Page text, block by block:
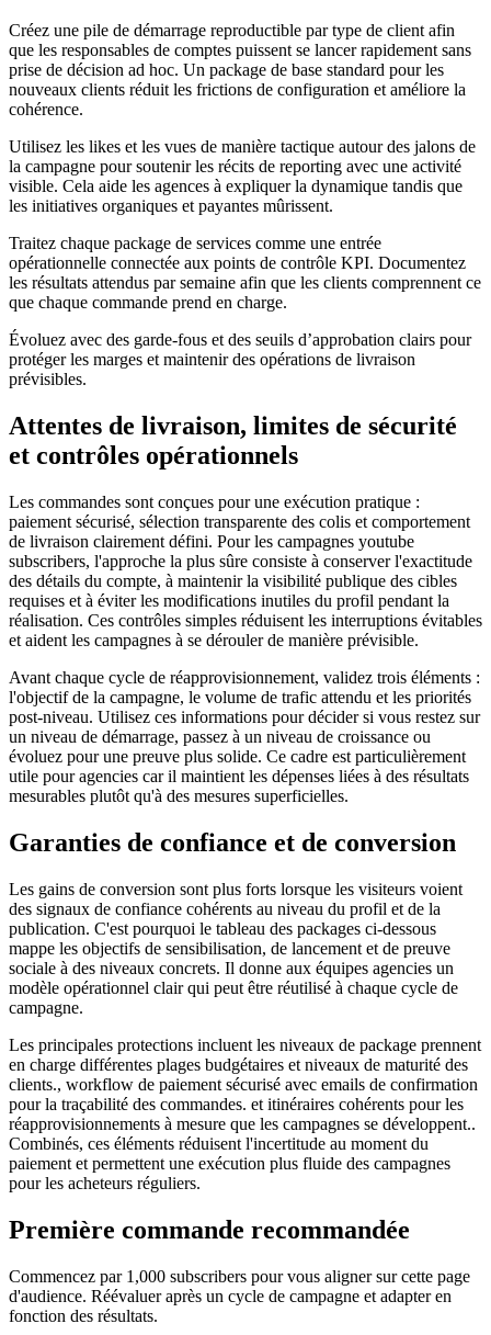
Créez une pile de démarrage reproductible par type de client afin
que les responsables de comptes puissent se lancer rapidement sans
prise de décision ad hoc. Un package de base standard pour les
nouveaux clients réduit les frictions de configuration et améliore la
cohérence.
Utilisez les likes et les vues de manière tactique autour des jalons de
la campagne pour soutenir les récits de reporting avec une activité
visible. Cela aide les agences à expliquer la dynamique tandis que
les initiatives organiques et payantes mûrissent.
Traitez chaque package de services comme une entrée
opérationnelle connectée aux points de contrôle KPI. Documentez
les résultats attendus par semaine afin que les clients comprennent ce
que chaque commande prend en charge.
Évoluez avec des garde-fous et des seuils d’approbation clairs pour
protéger les marges et maintenir des opérations de livraison
prévisibles.
Attentes de livraison, limites de sécurité
et contrôles opérationnels
Les commandes sont conçues pour une exécution pratique :
paiement sécurisé, sélection transparente des colis et comportement
de livraison clairement défini. Pour les campagnes youtube
subscribers, l'approche la plus sûre consiste à conserver l'exactitude
des détails du compte, à maintenir la visibilité publique des cibles
requises et à éviter les modifications inutiles du profil pendant la
réalisation. Ces contrôles simples réduisent les interruptions évitables
et aident les campagnes à se dérouler de manière prévisible.
Avant chaque cycle de réapprovisionnement, validez trois éléments :
l'objectif de la campagne, le volume de trafic attendu et les priorités
post-niveau. Utilisez ces informations pour décider si vous restez sur
un niveau de démarrage, passez à un niveau de croissance ou
évoluez pour une preuve plus solide. Ce cadre est particulièrement
utile pour agencies car il maintient les dépenses liées à des résultats
mesurables plutôt qu'à des mesures superficielles.
Garanties de confiance et de conversion
Les gains de conversion sont plus forts lorsque les visiteurs voient
des signaux de confiance cohérents au niveau du profil et de la
publication. C'est pourquoi le tableau des packages ci-dessous
mappe les objectifs de sensibilisation, de lancement et de preuve
sociale à des niveaux concrets. Il donne aux équipes agencies un
modèle opérationnel clair qui peut être réutilisé à chaque cycle de
campagne.
Les principales protections incluent les niveaux de package prennent
en charge différentes plages budgétaires et niveaux de maturité des
clients., workflow de paiement sécurisé avec emails de confirmation
pour la traçabilité des commandes. et itinéraires cohérents pour les
réapprovisionnements à mesure que les campagnes se développent..
Combinés, ces éléments réduisent l'incertitude au moment du
paiement et permettent une exécution plus fluide des campagnes
pour les acheteurs réguliers.
Première commande recommandée
Commencez par 1,000 subscribers pour vous aligner sur cette page
d'audience. Réévaluer après un cycle de campagne et adapter en
fonction des résultats.